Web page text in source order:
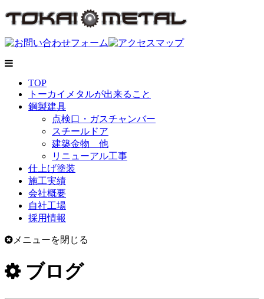
TOP
トーカイメタルが出来ること
鋼製建具
点検口・ガスチャンバー
スチールドア
建築金物 他
リニューアル工事
仕上げ塗装
施工実績
会社概要
自社工場
採用情報
メニューを閉じる
ブログ